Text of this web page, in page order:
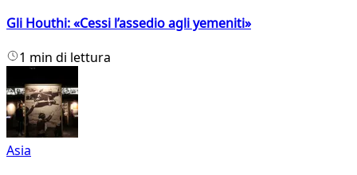
Gli Houthi: «Cessi l’assedio agli yemeniti»
1 min di lettura
Asia